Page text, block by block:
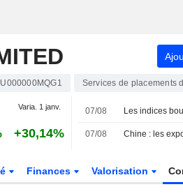
Services de placements
Varia. 1 janv.
+30,14%
07/08
07/08
Finances Valorisation